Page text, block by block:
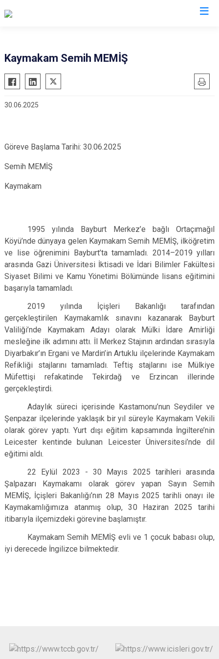
Beytüşşebap
Cizre
Güçlükonak
Kaymakam Semih MEMİŞ
30.06.2025
Göreve Başlama Tarihi: 30.06.2025
Semih MEMİŞ
Kaymakam
1995 yılında Bayburt Merkez’e bağlı Ortaçımağıl
Köyü’nde dünyaya gelen Kaymakam Semih MEMİŞ, ilköğretim
ve lise öğrenimini Bayburt’ta tamamladı. 2014–2019 yılları
arasında Gazi Üniversitesi İktisadi ve İdari Bilimler Fakültesi
Siyaset Bilimi ve Kamu Yönetimi Bölümünde lisans eğitimini
başarıyla tamamladı.
2019 yılında İçişleri Bakanlığı tarafından
gerçekleştirilen Kaymakamlık sınavını kazanarak Bayburt
Valiliği’nde Kaymakam Adayı olarak Mülki İdare Amirliği
mesleğine ilk adımını attı. İl Merkez Stajının ardından sırasıyla
Diyarbakır’ın Ergani ve Mardin’in Artuklu ilçelerinde Kaymakam
Refikliği stajlarını tamamladı. Teftiş stajlarını ise Mülkiye
Müfettişi refakatinde Tekirdağ ve Erzincan illerinde
gerçekleştirdi.
Adaylık süreci içerisinde Kastamonu’nun Seydiler ve
Şenpazar ilçelerinde yaklaşık bir yıl süreyle Kaymakam Vekili
olarak görev yaptı. Yurt dışı eğitim kapsamında İngiltere’nin
Leicester kentinde bulunan Leicester Üniversitesi’nde dil
eğitimi aldı.
22 Eylül 2023 - 30 Mayıs 2025 tarihleri arasında
Şalpazarı Kaymakamı olarak görev yapan Sayın Semih
MEMİŞ, İçişleri Bakanlığı’nın 28 Mayıs 2025 tarihli onayı ile
Kaymakamlığımıza atanmış olup, 30 Haziran 2025 tarihi
itibarıyla ilçemizdeki görevine başlamıştır.
Kaymakam Semih MEMİŞ evli ve 1 çocuk babası olup,
iyi derecede İngilizce bilmektedir.